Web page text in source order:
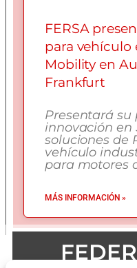
FERSA
para vehículo
Mobility en
Frankfurt
Presentará su
innovación en
soluciones de
vehículo
para motores
MÁS INFORMACIÓN »